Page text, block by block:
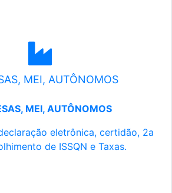
MEI, AUTÔNOMOS
MEI, AUTÔNOMOS
eletrônica, certidão, 2a
de ISSQN e Taxas.